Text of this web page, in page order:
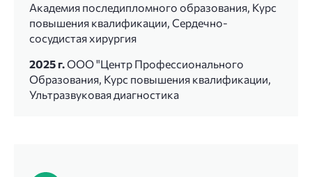
Академия последипломного образования, Курс
повышения квалификации, Сердечно-
сосудистая хирургия
2025 г.ООО "Центр Профессионального
Образования, Курс повышения квалификации,
Ультразвуковая диагностика